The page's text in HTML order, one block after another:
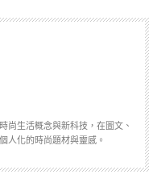
尚生活概念與新科技，在圖文、
人化的時尚題材與靈感。